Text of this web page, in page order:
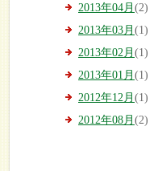
2013年04月 (2)
2013年03月 (1)
2013年02月 (1)
2013年01月 (1)
2012年12月 (1)
2012年08月 (2)